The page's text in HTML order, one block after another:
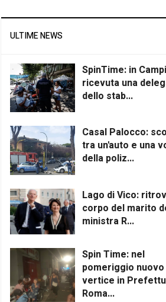
ULTIME NEWS
SpinTime: in
ricevuta una
dello stab...
Casal Palocco:
tra un'auto e una
della poliz...
Lago di Vico:
corpo del marito
ministra R...
Spin Time: nel
pomeriggio nuovo
vertice in
Roma...